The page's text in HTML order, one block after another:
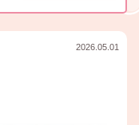
2026.05.01